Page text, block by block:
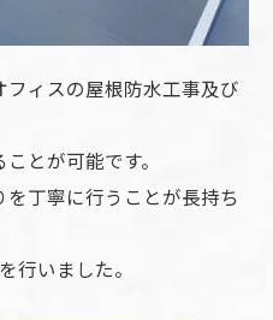
ィスの屋根防水工事及び
とが可能です。
丁寧に行うことが長持ち
行いました。